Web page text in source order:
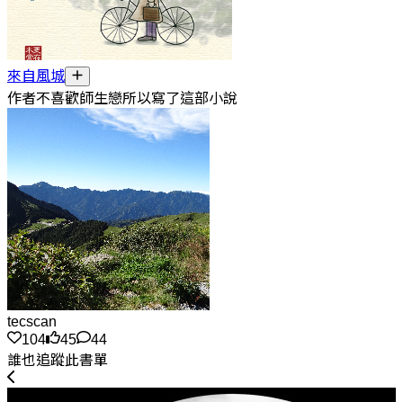
來自風城
作者不喜歡師生戀所以寫了這部小說
tecscan
104
45
44
誰也追蹤此書單